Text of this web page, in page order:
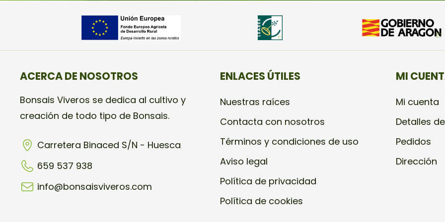
ACERCA DE NOSOTROS
Bonsais Viveros se dedica al cultivo y
creación de todo tipo de Bonsais.
Carretera Binaced S/N - Huesca
659 537 938
info@bonsaisviveros.com
ENLACES ÚTILES
Nuestras raíces
Contacta con nosotros
Términos y condiciones de uso
Aviso legal
Política de privacidad
Política de cookies
MI
Mi cuenta
Detalles
Pedidos
Dirección